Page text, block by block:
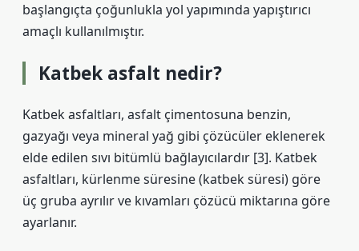
başlangıçta çoğunlukla yol yapımında yapıştırıcı
amaçlı kullanılmıştır.
Katbek asfalt nedir?
Katbek asfaltları, asfalt çimentosuna benzin,
gazyağı veya mineral yağ gibi çözücüler eklenerek
elde edilen sıvı bitümlü bağlayıcılardır [3]. Katbek
asfaltları, kürlenme süresine (katbek süresi) göre
üç gruba ayrılır ve kıvamları çözücü miktarına göre
ayarlanır.